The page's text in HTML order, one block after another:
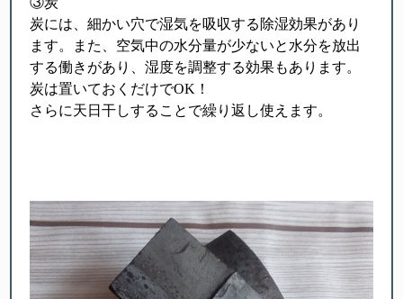
炭には、細かい穴で湿気を吸収する除湿効果があり
ます。また、空気中の水分量が少ないと水分を放出
する働きがあり、湿度を調整する効果もあります。
炭は置いておくだけでOK！
さらに天日干しすることで繰り返し使えます。